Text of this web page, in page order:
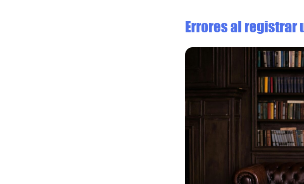
Errores al registrar